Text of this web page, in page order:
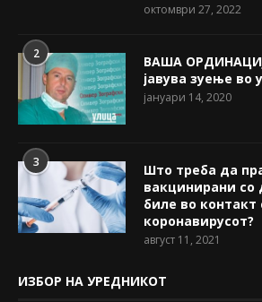
октомври 27, 2022
2
ВАША
јавува зуење во
јануари 14, 2020
3
Што треба да
вакцинирани со
биле во контакт
коронавирусот?
август 11, 2021
ИЗБОР НА УРЕДНИКОТ